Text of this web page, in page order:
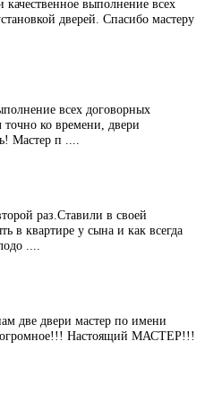
качественное выполнение всех
дверей. Спасибо мастеру
всех договорных
точно ко времени, двери
Мастер п ....
раз.Ставили в своей
в квартире у сына и как всегда
....
две двери мастер по имени
огромное!!! Настоящий МАСТЕР!!!